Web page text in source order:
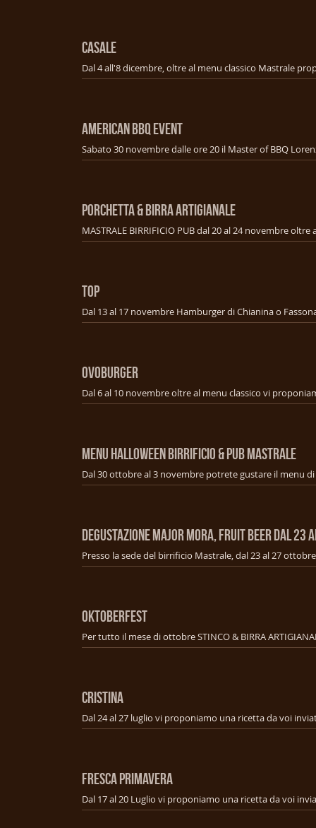
CASALE
american bbq event
PORCHETTA & BIRRA ARTIGIANALE
TOP
OVOBURGER
Menu Halloween Birrificio & Pub Mastrale
Degustazione Major mora, fruit beer dal 23
OKTOBERFEST
Per tutto il mese di ottobre STINCO & BIRRA
CRISTINA
FRESCA PRIMAVERA